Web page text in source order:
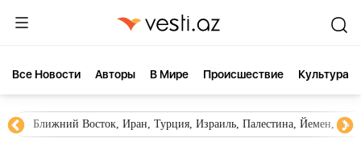
Все Новости Aвторы В Мире Происшествие Культура
Новости Азербайджана Южный Кавказ, Грузия,